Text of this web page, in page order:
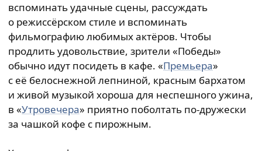
вспоминать удачные сцены, рассуждать
о режиссёрском стиле и вспоминать
фильмографию любимых актёров. Чтобы
продлить удовольствие, зрители «Победы»
обычно идут посидеть в кафе. «Премьера»
с её белоснежной лепниной, красным бархатом
и живой музыкой хороша для неспешного ужина,
в «Утровечера» приятно поболтать по-дружески
за чашкой кофе с пирожным.